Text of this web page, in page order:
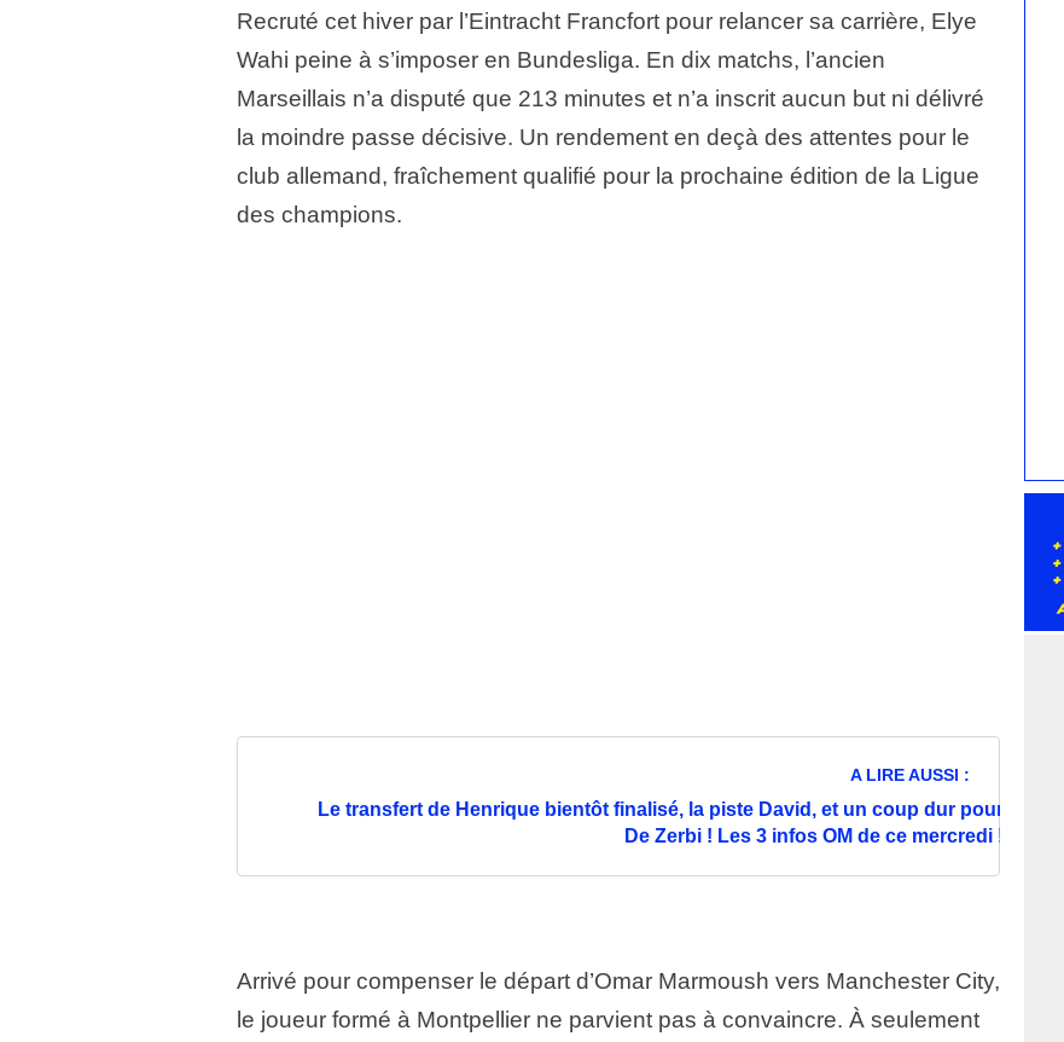
Recruté cet hiver par l’Eintracht Francfort pour relancer sa carrière, Elye
Wahi peine à s’imposer en Bundesliga. En dix matchs, l’ancien
Marseillais n’a disputé que 213 minutes et n’a inscrit aucun but ni délivré
la moindre passe décisive. Un rendement en deçà des attentes pour le
club allemand, fraîchement qualifié pour la prochaine édition de la Ligue
des champions.
A LIRE AUSSI :
Le transfert de Henrique bientôt finalisé, la piste David, et un coup dur pour
De Zerbi ! Les 3 infos OM de ce mercredi !
Arrivé pour compenser le départ d’Omar Marmoush vers Manchester City,
le joueur formé à Montpellier ne parvient pas à convaincre. À seulement